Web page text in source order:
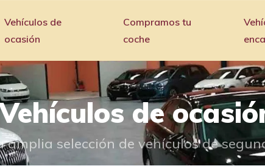
Vehículos de
ocasión
Compramos tu
coche
de
amplia selección de vehículos de